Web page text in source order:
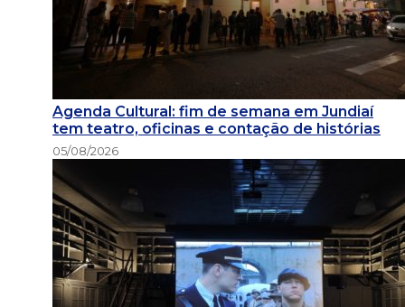
Agenda Cultural: fim de semana em Jundiaí
tem teatro, oficinas e contação de histórias
05/08/2026